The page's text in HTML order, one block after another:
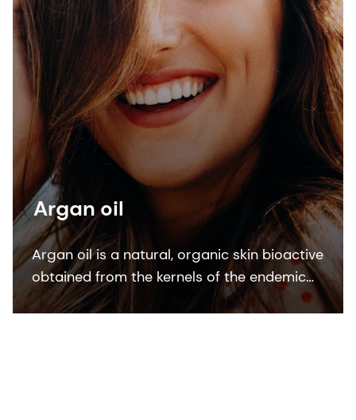
Argan oil
Argan oil is a natural, organic skin bioactive
obtained from the kernels of the endemic
argan tree (Argania Spinosa kernel oil). This